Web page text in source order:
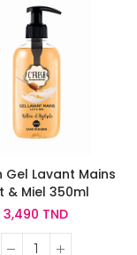
Gel Lavant Mains
& Miel 350ml
3,490 TND